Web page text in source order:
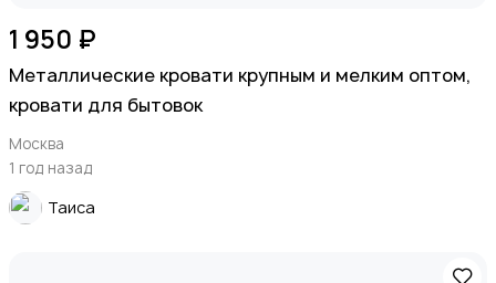
1 950 ₽
Металлические кровати крупным и мелким оптом,
кровати для бытовок
Москва
1 год назад
Таиса